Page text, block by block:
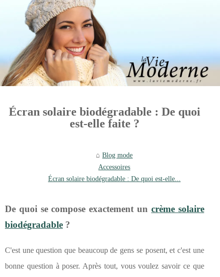
Écran solaire biodégradable : De quoi
est-elle faite ?
Blog mode
Accessoires
Écran solaire biodégradable : De quoi est-elle...
De quoi se compose exactement un crème solaire
biodégradable ?
C'est une question que beaucoup de gens se posent, et c'est une
bonne question à poser. Après tout, vous voulez savoir ce que